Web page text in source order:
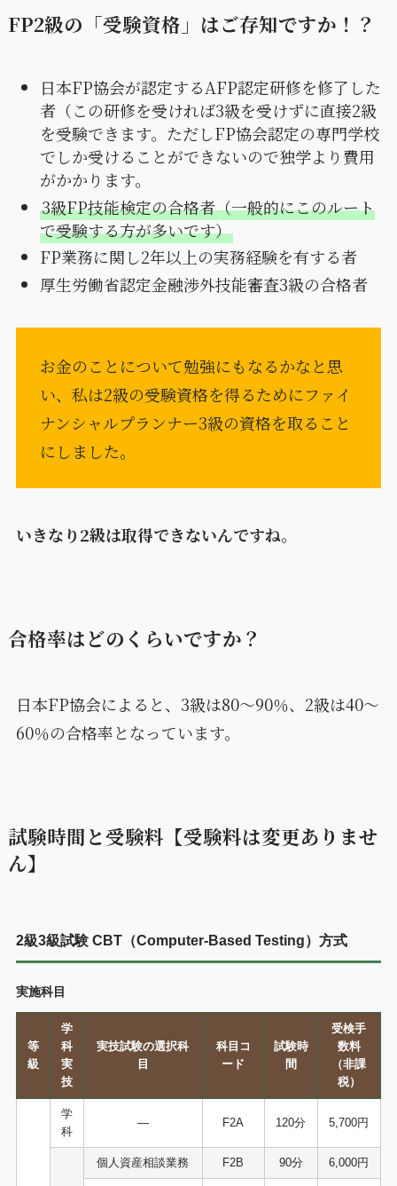
FP2級の「受験資格」はご存知ですか！？
日本FP協会が認定するAFP認定研修を修了した
者（この研修を受ければ3級を受けずに直接2級
を受験できます。ただしFP協会認定の専門学校
でしか受けることができないので独学より費用
がかかります。
3級FP技能検定の合格者（一般的にこのルート
で受験する方が多いです）
FP業務に関し2年以上の実務経験を有する者
厚生労働省認定金融渉外技能審査3級の合格者
お金のことについて勉強にもなるかなと思
い、私は2級の受験資格を得るためにファイ
ナンシャルプランナー3級の資格を取ること
にしました。
いきなり2級は取得できないんですね。
合格率はどのくらいですか？
日本FP協会によると、3級は80～90％、2級は40～
60％の合格率となっています。
試験時間と受験料【受験料は変更ありませ
ん】
2級3級試験 CBT（Computer-Based Testing）方式
実施科目
等
級
学
科
実
技
実技試験の選択科
目
科目コ
ード
試験時
間
受検手
数料
（非課
税）
学
科
― F2A 120分 5,700円
個人資産相談業務 F2B 90分 6,000円